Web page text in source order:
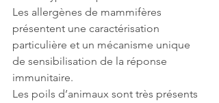
Les allergènes de mammifères
présentent une caractérisation
particulière et un mécanisme unique
de sensibilisation de la réponse
immunitaire.
Les poils d’animaux sont très présents